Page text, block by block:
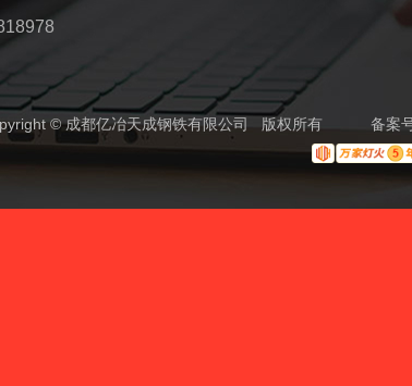
© 成都亿冶天成钢铁有限公司 版权所有 备案